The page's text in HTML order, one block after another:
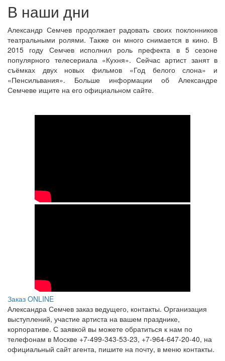
В наши дни
Александр Семчев продолжает радовать своих поклонников
театральными ролями. Также он много снимается в кино. В
2015 году Семчев исполнил роль префекта в 5 сезоне
популярного телесериала «Кухня». Сейчас артист занят в
съёмках двух новых фильмов «Год белого слона» и
«Пенсильвания». Больше информации об Александре
Семчеве ищите на его официальном сайте.
Заказ ONLINE
Александра Семчев заказ ведущего, контакты. Организация
выступлений, участие артиста на вашем празднике,
корпоративе. С заявкой вы можете обратиться к нам по
телефонам в Москве +7-499-343-53-23, +7-964-647-20-40, на
официальный сайт агента, пишите на почту, в меню контакты.